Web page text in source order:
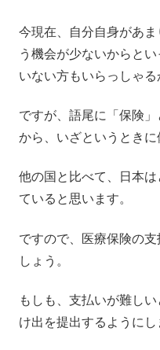
今現在、自分自身があ
う機会が少ないからと
いない方もいらっしゃる
ですが、語尾に「保険
から、いざというときに
他の国と比べて、日本
ていると思います。
ですので、医療保険の
しょう。
もしも、支払いが難し
け出を提出するようにし